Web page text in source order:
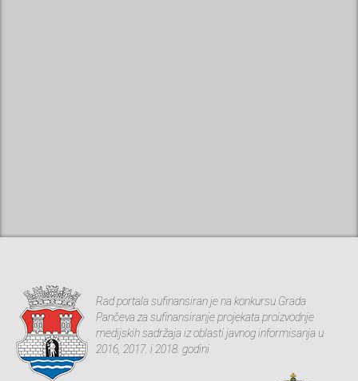
Rad portala sufinansiran je na konkursu Grada
Pančeva za sufinansiranje projekata proizvodnje
medijskih sadržaja iz oblasti javnog informisanja u
2016, 2017. i 2018. godini